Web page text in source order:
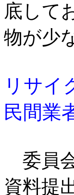
底して
物が少
リサイ
民間業
委員
資料提